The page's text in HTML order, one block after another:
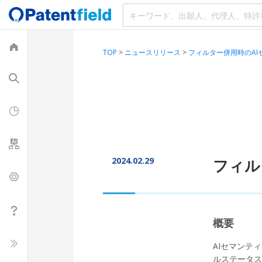
TOP > ニュースリリース > フィルター併用時のAI
2024.02.29 フィ
概要
AIセマンテ
ルステータ